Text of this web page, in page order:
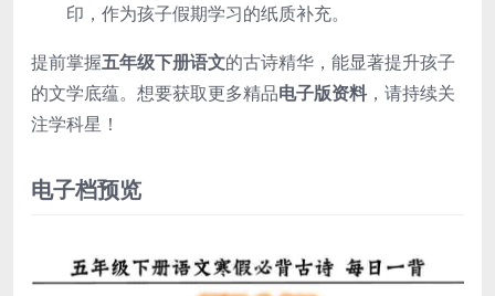
印，作为孩子假期学习的纸质补充。
提前掌握五年级下册语文的古诗精华，能显著提升孩子
的文学底蕴。想要获取更多精品电子版资料，请持续关
注学科星！
电子档预览